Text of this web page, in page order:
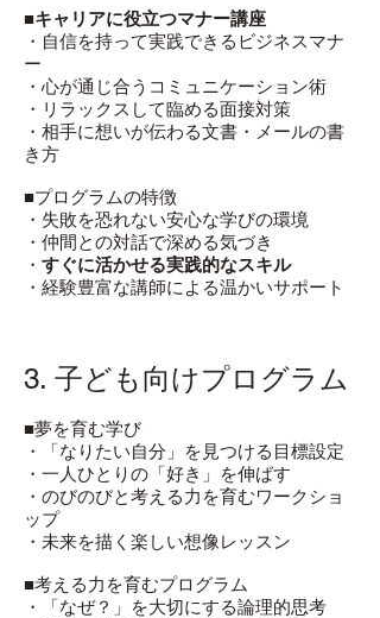
■キャリアに役立つマナー講座
・自信を持って実践できるビジネスマナ
ー
・心が通じ合うコミュニケーション術
・リラックスして臨める面接対策
・相手に想いが伝わる文書・メールの書
き方
■プログラムの特徴
・失敗を恐れない安心な学びの環境
・仲間との対話で深める気づき
・ すぐに活かせる実践的なスキル
・経験豊富な講師による温かいサポート
3. 子ども向けプログラム
■夢を育む学び
・「なりたい自分」を見つける目標設定
・一人ひとりの「好き」を伸ばす
・のびのびと考える力を育むワークショ
ップ
・未来を描く楽しい想像レッスン
■考える力を育むプログラム
・「なぜ？」を大切にする論理的思考